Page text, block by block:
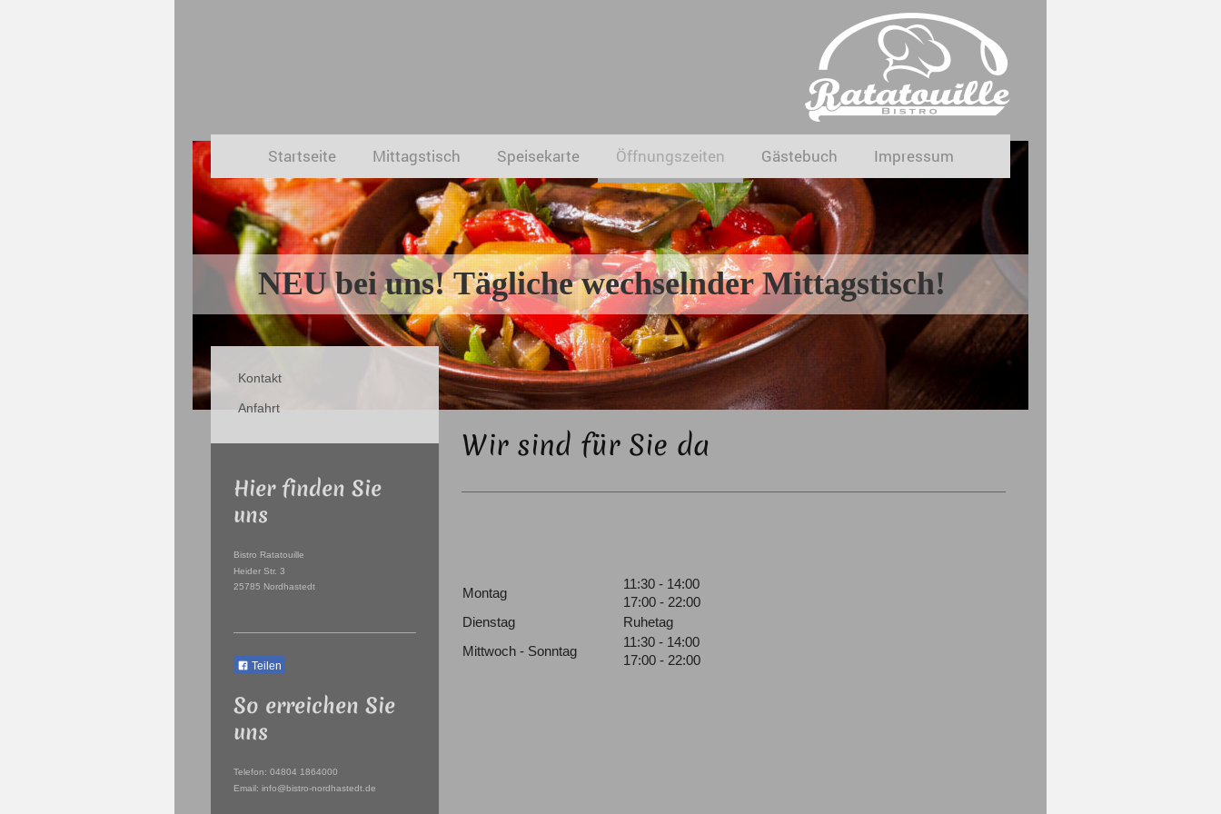
Startseite Mittagstisch Speisekarte Öffnungszeiten Gästebuch Impressum
NEU bei uns! Tägliche wechselnder Mittagstisch!
Wir sind für Sie da
Montag
11:30 - 14:00
17:00 - 22:00
Dienstag
Ruhetag
Mittwoch - Sonntag
11:30 - 14:00
17:00 - 22:00
Kontakt
Anfahrt
Hier finden Sie
uns
Bistro Ratatouille
Heider Str. 3
25785 Nordhastedt
Teilen
So erreichen Sie
uns
Telefon: 04804 1864000
Email: info@bistro-nordhastedt.de